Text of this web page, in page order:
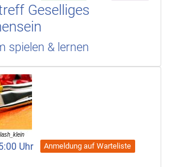
Geselliges
spielen & lernen
Uhr
Anmeldung auf Warteliste